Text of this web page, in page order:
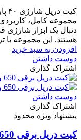
مجموعه کامل،
دنبال یک ابزار شارژی
هستند. این مجموعه با
افزودن به سبد خرید
دوست داشتن
اشتراک گذاری
دوست داشتن
اشتراک گذاری
پیشنهاد ویژه محدود